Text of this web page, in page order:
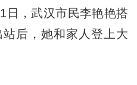
日，武汉市民李艳艳搭
后，她和家人登上大